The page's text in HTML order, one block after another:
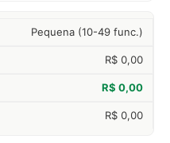
Pequena (10-49 func.)
R$ 0,00
R$ 0,00
R$ 0,00